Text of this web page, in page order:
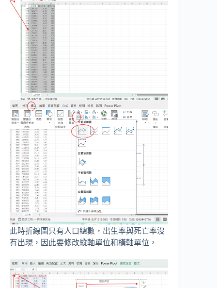
此時折線圖只有人口總數，出生率與死亡率沒
有出現，因此要修改縱軸單位和橫軸單位，